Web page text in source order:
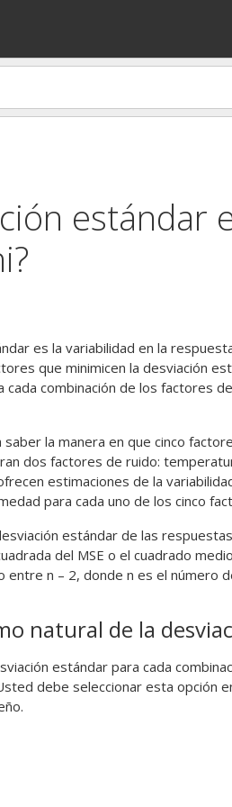
estándar
es la variabilidad en la
que minimicen la desviación
combinación de los factores
la manera en que cinco
dos factores de ruido:
estimaciones de la
para cada uno de los cinco
estándar de las
del MSE o el cuadrado
entre n – 2, donde n es el número
natural de la
estándar para cada
debe seleccionar esta opción